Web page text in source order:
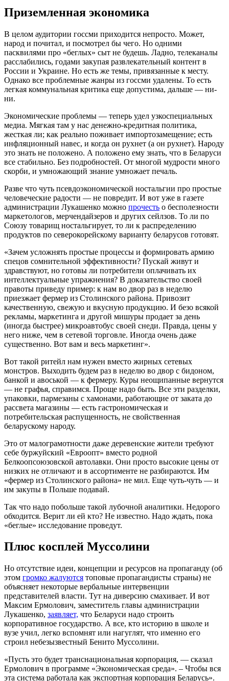
Приземленная экономика
В целом аудитории госсми приходится непросто. Может,
народ и почитал, и посмотрел бы чего. Но одними
пасквилями про «беглых» сыт не будешь. Ладно, телеканалы
расслабились, годами закупая развлекательный контент в
России и Украине. Но есть же темы, привязанные к месту.
Однако все проблемные жанры из госсми удалены. То есть
легкая коммунальная критика еще допустима, дальше — ни-
ни.
Экономические проблемы — теперь удел узкоспециальных
медиа. Мягкая там у нас денежно-кредитная политика,
жесткая ли; как реально поживает импортозамещение; есть
инфляционный навес, и когда он рухнет (а он рухнет). Народу
это знать не положено. А положено ему знать, что в Беларуси
все стабильно. Без подробностей. От многой мудрости много
скорби, и умножающий знание умножает печаль.
Разве что чуть псевдоэкономической ностальгии про простые
человеческие радости — не повредит. И вот уже в газете
администрации Лукашенко можно прочесть о бесполезности
маркетологов, мерчендайзеров и других сейлзов. То ли по
Союзу товарищ ностальгирует, то ли к распределению
продуктов по северокорейскому варианту беларусов готовят.
«Зачем усложнять простые процессы и формировать армию
спецов сомнительной эффективности? Пускай живут и
здравствуют, но готовы ли потребители оплачивать их
интеллектуальные упражнения? В доказательство своей
правоты приведу пример: к нам во двор раз в неделю
приезжает фермер из Столинского района. Привозит
качественную, свежую и вкусную продукцию. И безо всякой
рекламы, маркетинга и другой мишуры продает за день
(иногда быстрее) микроавтобус своей снеди. Правда, цены у
него ниже, чем в сетевой торговле. Иногда очень даже
существенно. Вот вам и весь маркетинг».
Вот такой ритейл нам нужен вместо жирных сетевых
монстров. Выходить будем раз в неделю во двор с бидоном,
банкой и авоськой — к фермеру. Куры неощипанные вернутся
— не графья, справимся. Проще надо быть. Все эти разделки,
упаковки, пармезаны с хамонами, работающие от заката до
рассвета магазины — есть гастрономическая и
потребительская распущенность, не свойственная
беларускому народу.
Это от малограмотности даже деревенские жители требуют
себе буржуйский «Евроопт» вместо родной
Белкоопсоюзовской автолавки. Они просто высокие цены от
низких не отличают и в ассортименте не разбираются. Им
«фермер из Столинского района» не мил. Еще чуть-чуть — и
им закупы в Польше подавай.
Так что надо побольше такой лубочной аналитики. Недорого
обходится. Верит ли ей кто? Не известно. Надо ждать, пока
«беглые» исследование проведут.
Плюс косплей Муссолини
Но отсутствие идеи, концепции и ресурсов на пропаганду (об
этом громко жалуются топовые пропагандисты страны) не
объясняет некоторые вербальные интервенции
представителей власти. Тут на диверсию смахивает. И вот
Максим Ермолович, заместитель главы администрации
Лукашенко, заявляет, что Беларуси надо строить
корпоративное государство. А все, кто историю в школе и
вузе учил, легко вспомнят или нагуглят, что именно его
строил небезызвестный Бенито Муссолини.
«Пусть это будет транснациональная корпорация, — сказал
Ермолович в программе «Экономическая среда». – Чтобы вся
эта система работала как экспортная корпорация Беларусь».